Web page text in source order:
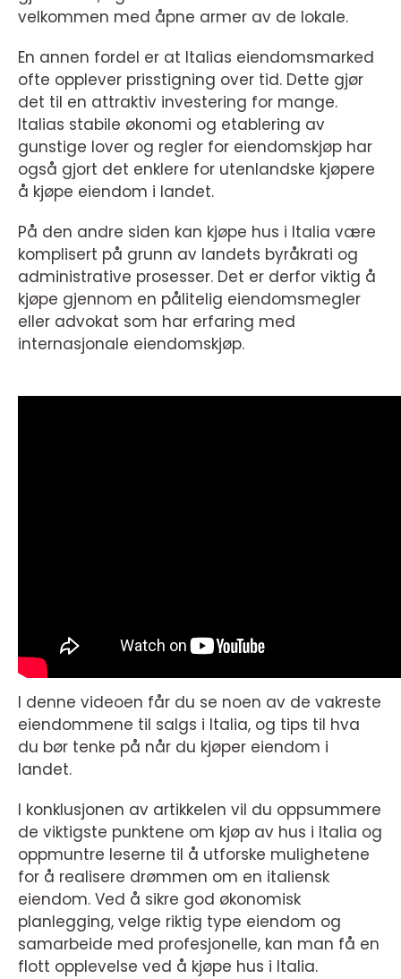
velkommen med åpne armer av de lokale.
En annen fordel er at Italias eiendomsmarked
ofte opplever prisstigning over tid. Dette gjør
det til en attraktiv investering for mange.
Italias stabile økonomi og etablering av
gunstige lover og regler for eiendomskjøp har
også gjort det enklere for utenlandske kjøpere
å kjøpe eiendom i landet.
På den andre siden kan kjøpe hus i Italia være
komplisert på grunn av landets byråkrati og
administrative prosesser. Det er derfor viktig å
kjøpe gjennom en pålitelig eiendomsmegler
eller advokat som har erfaring med
internasjonale eiendomskjøp.
I denne videoen får du se noen av de vakreste
eiendommene til salgs i Italia, og tips til hva
du bør tenke på når du kjøper eiendom i
landet.
I konklusjonen av artikkelen vil du oppsummere
de viktigste punktene om kjøp av hus i Italia og
oppmuntre leserne til å utforske mulighetene
for å realisere drømmen om en italiensk
eiendom. Ved å sikre god økonomisk
planlegging, velge riktig type eiendom og
samarbeide med profesjonelle, kan man få en
flott opplevelse ved å kjøpe hus i Italia.